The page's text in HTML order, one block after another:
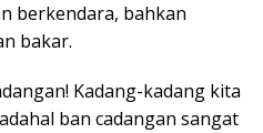
berkendara, bahkan
bakar.
Kadang-kadang kita
ban cadangan sangat